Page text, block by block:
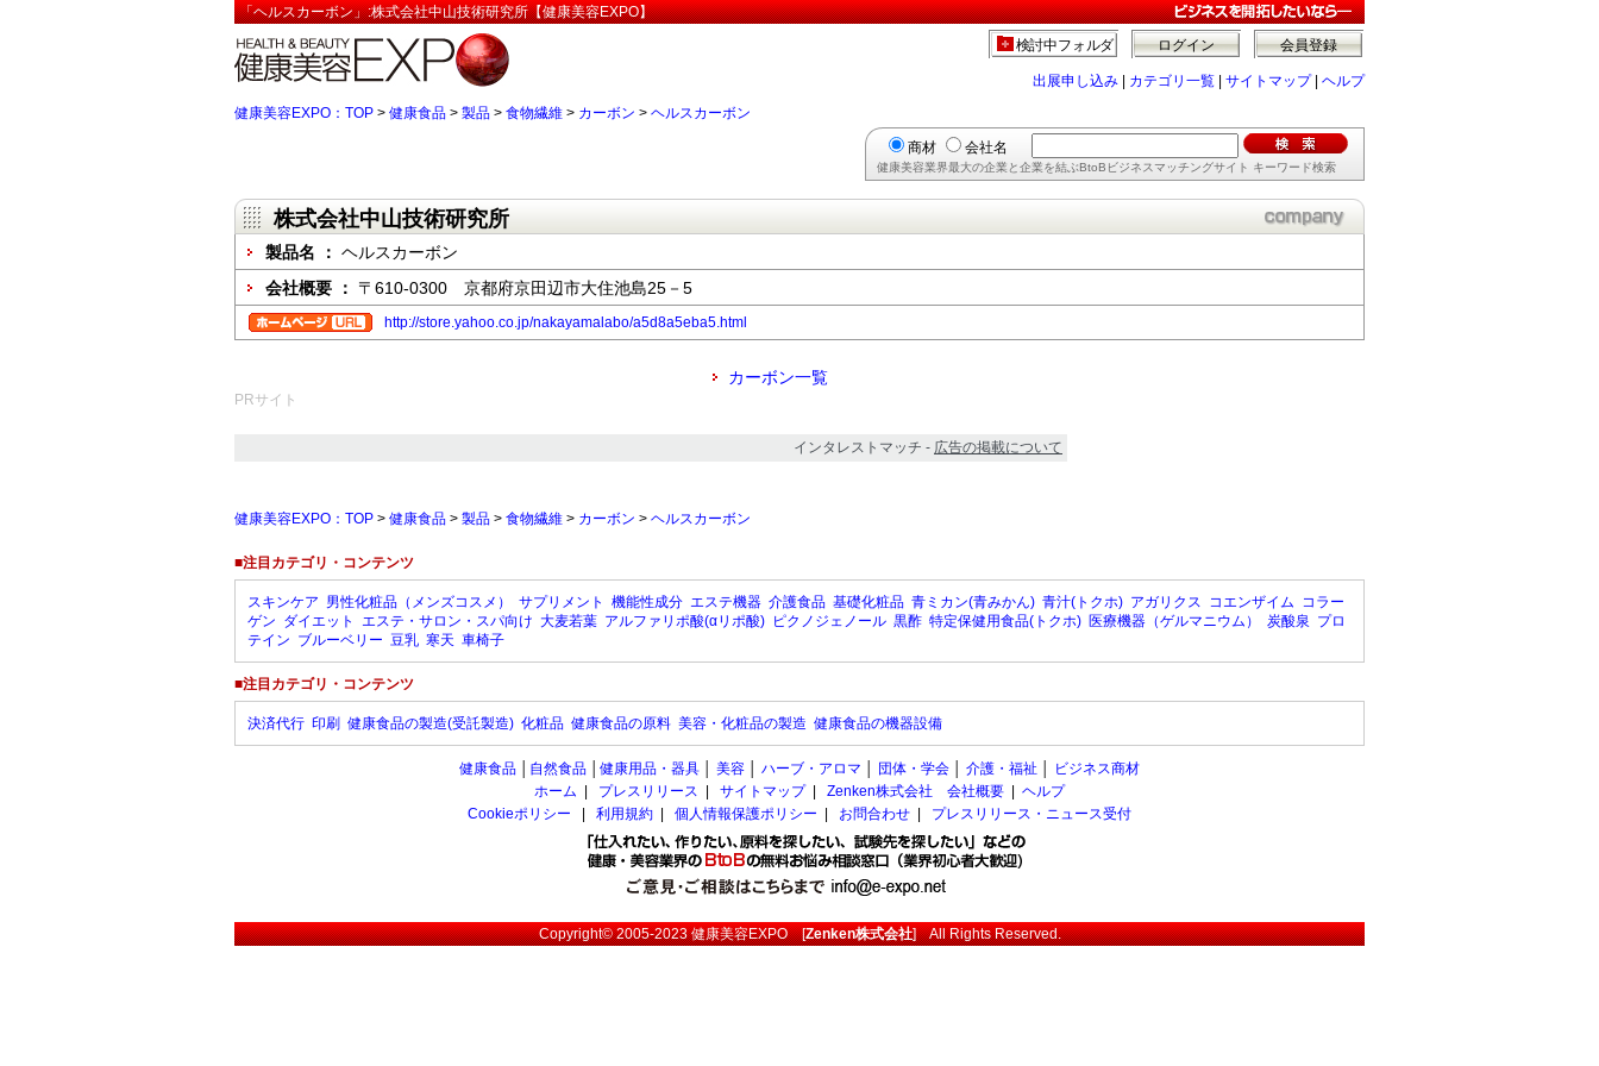
「ヘルスカーボン」:株式会社中山技術研究所【健康美容EXPO】
会員登録
ログイン
検討中フォルダ
出展申し込み カテゴリ一覧 サイトマップ| ヘルプ
健康美容EXPO：TOP > 健康食品 > 製品 > 食物繊維 > カーボン > ヘルスカーボン
商材 会社名
健康美容業界最大の企業と企業を結ぶBtoBビジネスマッチングサイト キーワード検索
株式会社中山技術研究所
製品名 ： ヘルスカーボン
会社概要 ： 〒610-0300 京都府京田辺市大住池島25－5
http://store.yahoo.co.jp/nakayamalabo/a5d8a5eba5.html
カーボン一覧
PRサイト
インタレストマッチ - 広告の掲載について
健康美容EXPO：TOP > 健康食品 > 製品 > 食物繊維 > カーボン > ヘルスカーボン
■注目カテゴリ・コンテンツ
スキンケア 男性化粧品（メンズコスメ） サプリメント 機能性成分 エステ機器 介護食品 基礎化粧品 青ミカン(青みかん) 青汁(トクホ) アガリクス コエンザイム コラー
ゲン ダイエット エステ・サロン・スパ向け 大麦若葉 アルファリポ酸(αリポ酸) ピクノジェノール 黒酢 特定保健用食品(トクホ) 医療機器（ゲルマニウム） 炭酸泉 プロ
テイン ブルーベリー 豆乳 寒天 車椅子
■注目カテゴリ・コンテンツ
決済代行 印刷 健康食品の製造(受託製造) 化粧品 健康食品の原料 美容・化粧品の製造 健康食品の機器設備
健康食品 自然食品 健康用品・器具 美容 ハーブ・アロマ 団体・学会 介護・福祉
ビジネス商材
ホーム
プレスリリース サイトマップ| Zenken株式会社 会社概要
ヘルプ
Cookieポリシー
利用規約 個人情報保護ポリシー お問合わせ プレスリリース・ニュース受付
Copyright© 2005-2023健康美容EXPO[Zenken株式会社] All Rights Reserved.